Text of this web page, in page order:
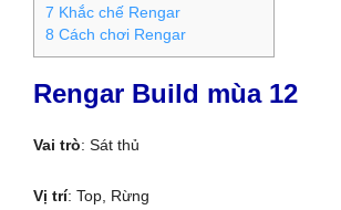
7 Khắc chế Rengar
8 Cách chơi Rengar
Rengar Build mùa 12
Vai trò: Sát thủ
Vị trí: Top, Rừng